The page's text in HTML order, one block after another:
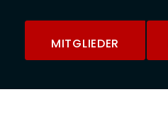
MITGLIEDER